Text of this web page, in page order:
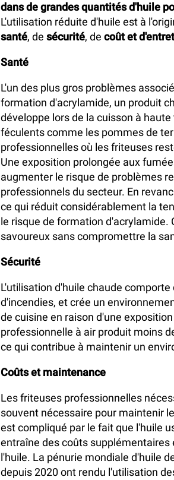
dans de grandes quantités d'huile
L'utilisation réduite d'huile est à
santé, de sécurité, de coût et
Santé
L'un des plus gros problèmes
formation d'acrylamide, un produit
développe lors de la cuisson à
féculents comme les pommes de
professionnelles où les friteuses
Une exposition prolongée aux
augmenter le risque de problèmes
professionnels du secteur. En
ce qui réduit considérablement la
le risque de formation
savoureux sans compromettre la
Sécurité
L'utilisation d'huile chaude
d'incendies, et crée un
de cuisine en raison d'une
professionnelle à air produit moins
ce qui contribue à maintenir un
Coûts et maintenance
Les friteuses professionnelles
souvent nécessaire pour maintenir
est compliqué par le fait que l'huile
entraîne des coûts
l'huile. La pénurie mondiale d'huile
depuis 2020 ont rendu l'utilisation